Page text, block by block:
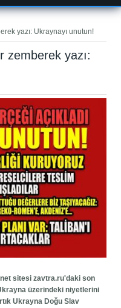
yazı: Ukraynayı unutun!
zemberek yazı:
sitesi zavtra.ru'daki son
üzerindeki niyetlerini
Ukrayna Doğu Slav